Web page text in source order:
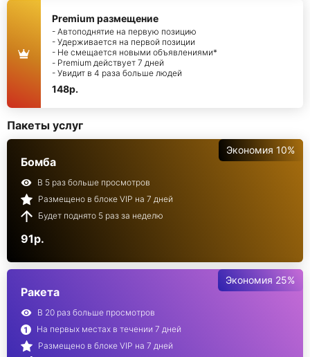
Premium размещение
- Автоподнятие на первую позицию
- Удерживается на первой позиции
- Не смещается новыми объявлениями*
- Premium действует 7 дней
- Увидит в 4 раза больше людей
148р.
Пакеты услуг
Экономия 10%
Бомба
В 5 раз больше просмотров
Размещено в блоке VIP на 7 дней
Будет поднято 5 раз за неделю
91р.
Экономия 25%
Ракета
В 20 раз больше просмотров
На первых местах в течении 7 дней
Размещено в блоке VIP на 7 дней